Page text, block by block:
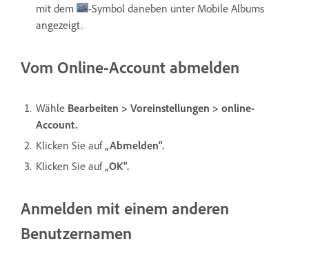
mit dem
-Symbol daneben unter Mobile Albums
angezeigt.
Vom Online-Account abmelden
Wähle Bearbeiten > Voreinstellungen > online-
Account.
Klicken Sie auf „Abmelden“.
Klicken Sie auf „OK“.
Anmelden mit einem anderen
Benutzernamen